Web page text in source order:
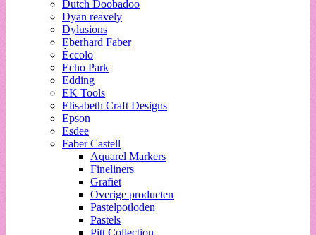
Dutch Doobadoo
Dyan reavely
Dylusions
Eberhard Faber
Èccolo
Echo Park
Edding
EK Tools
Elisabeth Craft Designs
Epson
Esdee
Faber Castell
Aquarel Markers
Fineliners
Grafiet
Overige producten
Pastelpotloden
Pastels
Pitt Collection